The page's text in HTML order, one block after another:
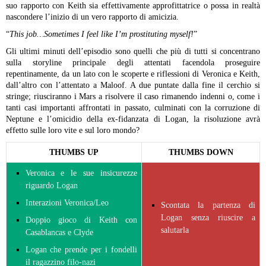
suo rapporto con Keith sia effettivamente approfittatrice o possa in realtà
nascondere l’inizio di un vero rapporto di amicizia.
“This job…Sometimes I feel like I’m prostituting myself!”
Gli ultimi minuti dell’episodio sono quelli che più di tutti si concentrano
sulla storyline principale degli attentati facendola proseguire
repentinamente, da un lato con le scoperte e riflessioni di Veronica e Keith,
dall’altro con l’attentato a Maloof. A due puntate dalla fine il cerchio si
stringe; riusciranno i Mars a risolvere il caso rimanendo indenni o, come i
tanti casi importanti affrontati in passato, culminati con la corruzione di
Neptune e l’omicidio della ex-fidanzata di Logan, la risoluzione avrà
effetto sulle loro vite e sul loro mondo?
THUMBS UP THUMBS DOWN
Veronica e le sue insicurezze
riguardo Logan
Interazioni Veronica/Leo
Doppio gioco di Keith con
Casablancas e Clyde
Logan che prende per i fondelli
il ragazzino filo-nazi
Scontata la partenza di
Logan senza riuscire a
salutarla